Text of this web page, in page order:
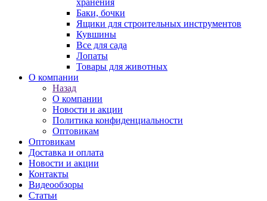
хранения
Баки, бочки
Ящики для строительных инструментов
Кувшины
Все для сада
Лопаты
Товары для животных
О компании
Назад
О компании
Новости и акции
Политика конфиденциальности
Оптовикам
Оптовикам
Доставка и оплата
Новости и акции
Контакты
Видеообзоры
Статьи